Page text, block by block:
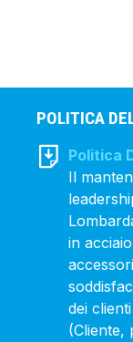
POLITICA
Politica
Il
in
dei
(Cliente,